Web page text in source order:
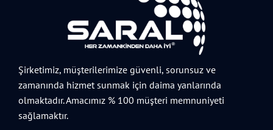
Şirketimiz, müşterilerimize güvenli, sorunsuz ve
zamanında hizmet sunmak için daima yanlarında
olmaktadır. Amacımız % 100 müşteri memnuniyeti
sağlamaktır.